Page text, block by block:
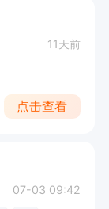
11天前
点击查看
07-03 09:42